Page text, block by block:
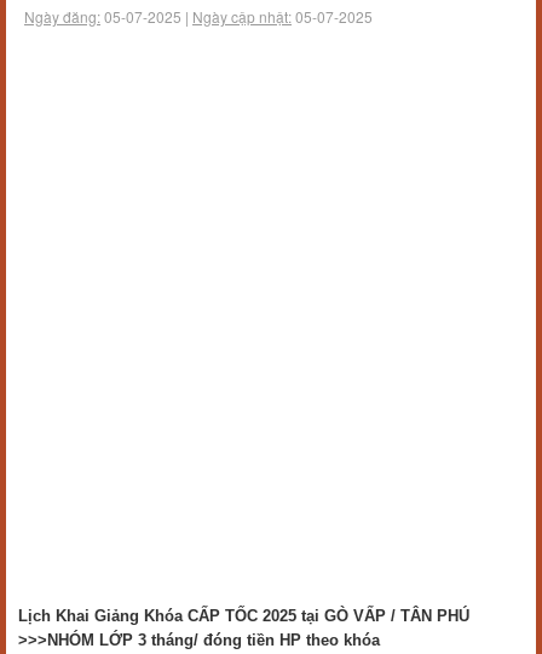
Ngày đăng:05-07-2025 | Ngày cập nhật:05-07-2025
Lịch Khai Giảng Khóa CẤP TỐC 2025 tại GÒ VẤP / TÂN PHÚ
>>>NHÓM LỚP 3 tháng/ đóng tiền HP theo khóa